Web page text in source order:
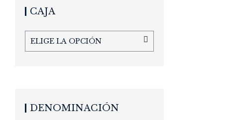
CAJA
ELIGE LA OPCIÓN
DENOMINACIÓN